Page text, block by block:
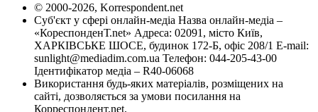
© 2000-2026, Korrespondent.net
Суб'єкт у сфері онлайн-медіа Назва онлайн-медіа –
«КореспонденТ.net» Адреса: 02091, місто Київ,
ХАРКІВСЬКЕ ШОСЕ, будинок 172-Б, офіс 208/1 E-mail:
sunlight@mediadim.com.ua Телефон: 044-205-43-00
Ідентифікатор медіа – R40-06068
Використання будь-яких матеріалів, розміщених на
сайті, дозволяється за умови посилання на
Корреспондент.net.